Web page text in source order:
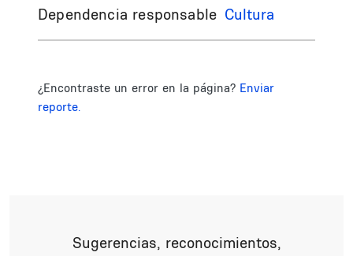
Dependencia responsable Cultura
¿Encontraste un error en la página? Enviar
reporte.
Sugerencias, reconocimientos,